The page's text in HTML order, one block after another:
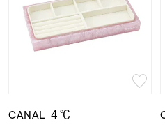
CANAL ４℃